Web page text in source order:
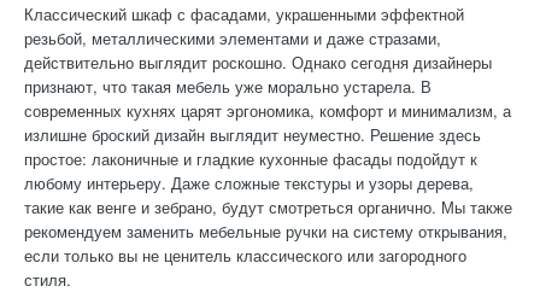
Классический шкаф с фасадами, украшенными эффектной
резьбой, металлическими элементами и даже стразами,
действительно выглядит роскошно. Однако сегодня дизайнеры
признают, что такая мебель уже морально устарела. В
современных кухнях царят эргономика, комфорт и минимализм, а
излишне броский дизайн выглядит неуместно. Решение здесь
простое: лаконичные и гладкие кухонные фасады подойдут к
любому интерьеру. Даже сложные текстуры и узоры дерева,
такие как венге и зебрано, будут смотреться органично. Мы также
рекомендуем заменить мебельные ручки на систему открывания,
если только вы не ценитель классического или загородного
стиля.